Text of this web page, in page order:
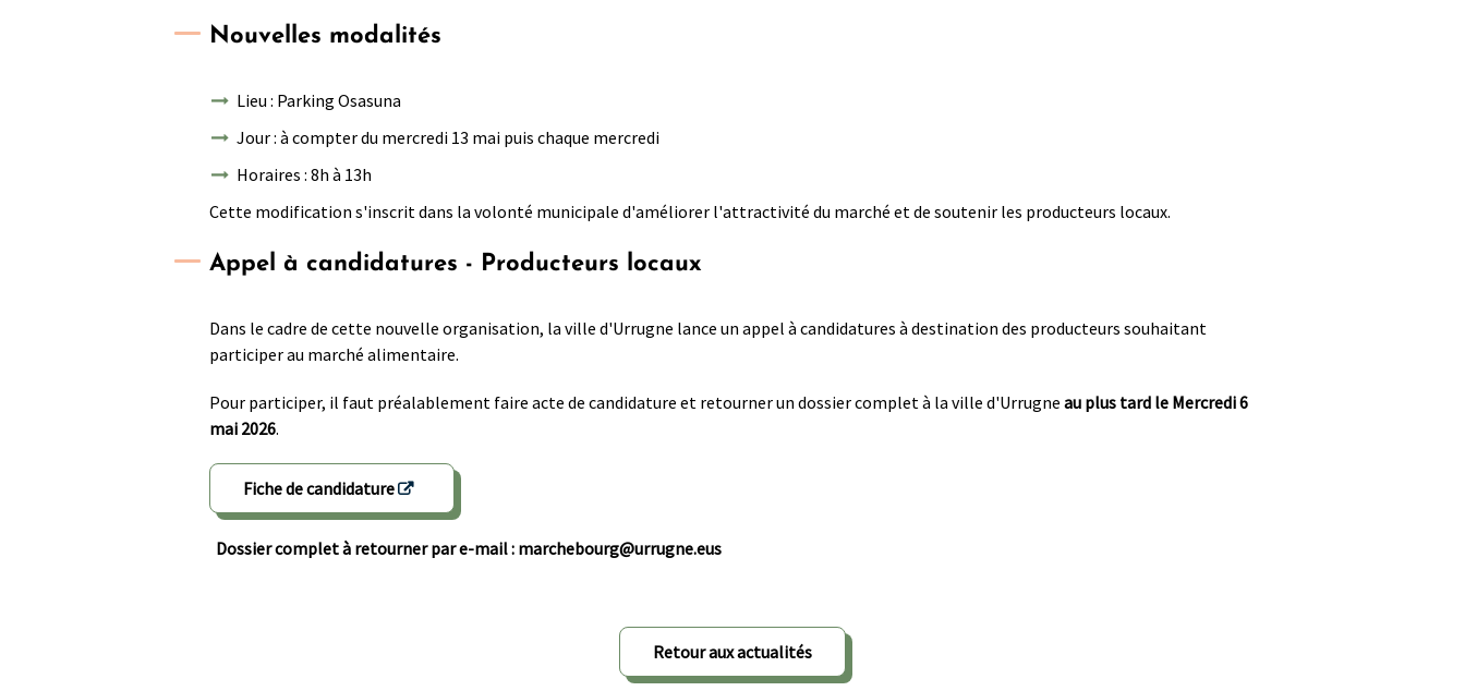
Nouvelles modalités
Lieu : Parking Osasuna
Jour : à compter du mercredi 13 mai puis chaque mercredi
Horaires : 8h à 13h
Cette modification s'inscrit dans la volonté municipale d'améliorer l'attractivité du marché et de soutenir les producteurs locaux.
Appel à candidatures - Producteurs locaux
Dans le cadre de cette nouvelle organisation, la ville d'Urrugne lance un appel à candidatures à destination des producteurs souhaitant
participer au marché alimentaire.
Pour participer, il faut préalablement faire acte de candidature et retourner un dossier complet à la ville d'Urrugne au plus tard le Mercredi 6
mai 2026.
Fiche de candidature
Dossier complet à retourner par e-mail : marchebourg@urrugne.eus
Retour aux actualités